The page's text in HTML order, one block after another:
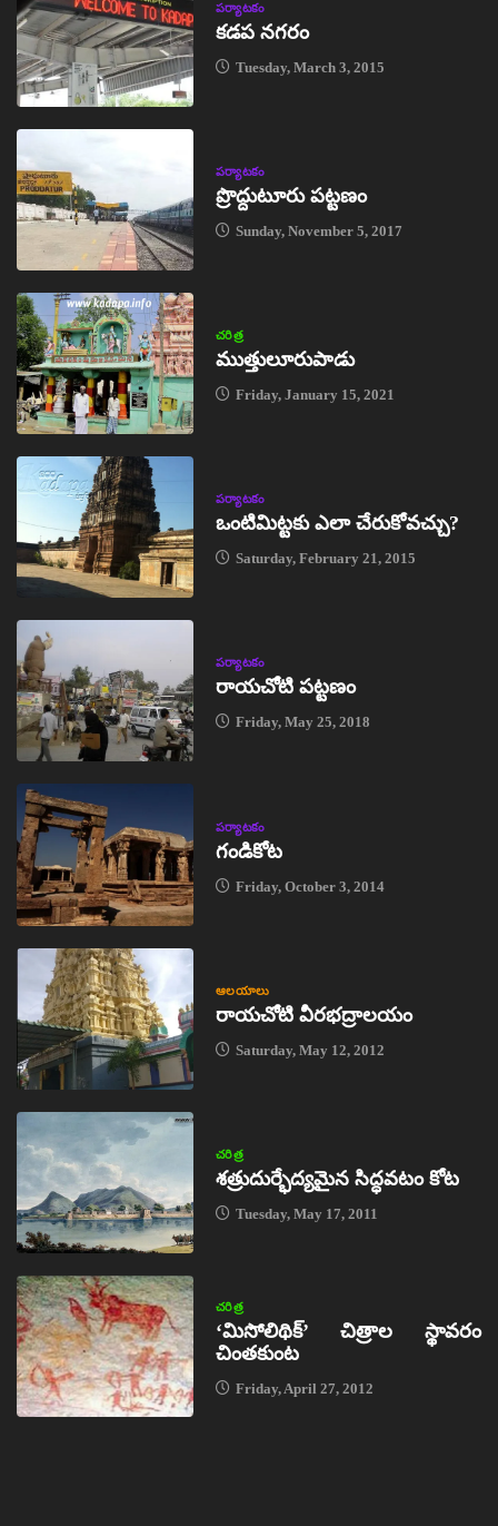
పర్యాటకం
కడప నగరం
Tuesday, March 3, 2015
పర్యాటకం
ప్రొద్దుటూరు పట్టణం
Sunday, November 5, 2017
చరిత్ర
ముత్తులూరుపాడు
Friday, January 15, 2021
పర్యాటకం
ఒంటిమిట్టకు ఎలా చేరుకోవచ్చు?
Saturday, February 21, 2015
పర్యాటకం
రాయచోటి పట్టణం
Friday, May 25, 2018
పర్యాటకం
గండికోట
Friday, October 3, 2014
ఆలయాలు
రాయచోటి వీరభద్రాలయం
Saturday, May 12, 2012
చరిత్ర
శత్రుదుర్భేద్యమైన సిద్ధవటం కోట
Tuesday, May 17, 2011
చరిత్ర
‘మిసోలిథిక్‌’ చిత్రాల స్థావరం
చింతకుంట
Friday, April 27, 2012